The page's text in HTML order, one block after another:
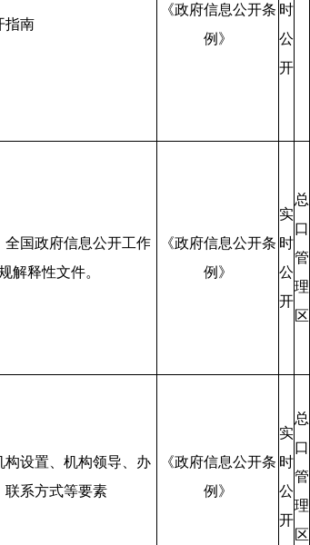
指南
《政府信息公开条
例》
时
公
开
国政府信息公开工作
解释性文件。
《政府信息公开条
例》
实
时
公
开
总
口
管
理
区
设置、机构领导、办
联系方式等要素
《政府信息公开条
例》
实
时
公
开
总
口
管
理
区